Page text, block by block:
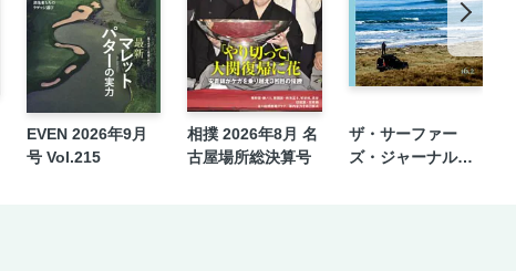
EVEN 2026年9月
号 Vol.215
相撲 2026年8月 名
古屋場所総決算号
ザ・サーファー
ズ・ジャーナル日